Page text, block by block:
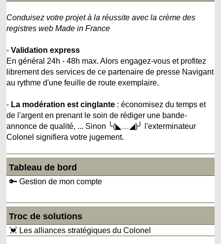
Conduisez votre projet à la réussite avec la crème des
registres web Made in France
-Validation express
En général 24h - 48h max. Alors engagez-vous et profitez
librement des services de ce partenaire de presse Navigant
au rythme d'une feuille de route exemplaire.
- La modération est cinglante : économisez du temps et
de l'argent en prenant le soin de rédiger une bande-
annonce de qualité, ... Sinon ╰(◣﹏◢)╯ l'exterminateur
Colonel signifiera votre jugement.
Tableau de bord
🔑 Gestion de mon compte
Troc de solutions
💓 Les alliances stratégiques du Colonel